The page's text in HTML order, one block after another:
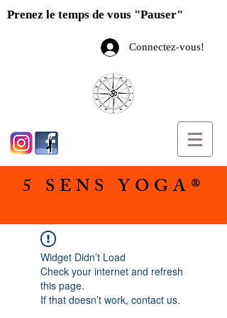
Prenez le temps de vous "Pauser"
Connectez-vous!
5 SENS YOGA®
Widget Didn’t Load
Check your internet and refresh
this page.
If that doesn’t work, contact us.